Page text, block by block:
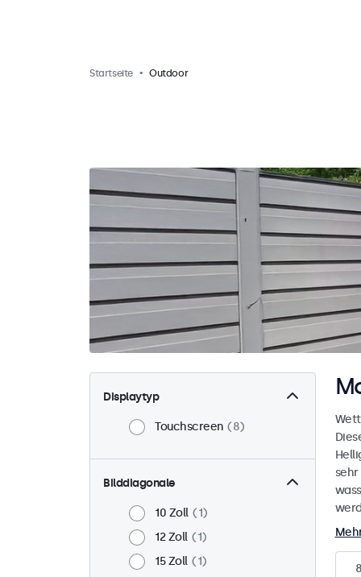
Startseite Outdoor
Displaytyp
Touchscreen 8
Bilddiagonale
10 Zoll
1
12 Zoll
1
15 Zoll
1
sehr
8